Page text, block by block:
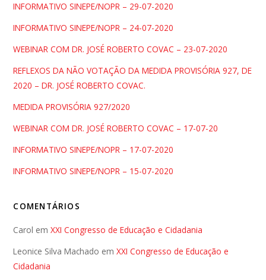
INFORMATIVO SINEPE/NOPR – 29-07-2020
INFORMATIVO SINEPE/NOPR – 24-07-2020
WEBINAR COM DR. JOSÉ ROBERTO COVAC – 23-07-2020
REFLEXOS DA NÃO VOTAÇÃO DA MEDIDA PROVISÓRIA 927, DE
2020 – DR. JOSÉ ROBERTO COVAC.
MEDIDA PROVISÓRIA 927/2020
WEBINAR COM DR. JOSÉ ROBERTO COVAC – 17-07-20
INFORMATIVO SINEPE/NOPR – 17-07-2020
INFORMATIVO SINEPE/NOPR – 15-07-2020
COMENTÁRIOS
Carol emXXI Congresso de Educação e Cidadania
Leonice Silva Machado emXXI Congresso de Educação e
Cidadania